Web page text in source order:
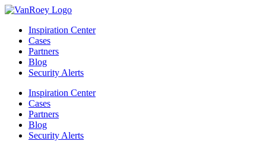
Inspiration Center
Cases
Partners
Blog
Security Alerts
Inspiration Center
Cases
Partners
Blog
Security Alerts